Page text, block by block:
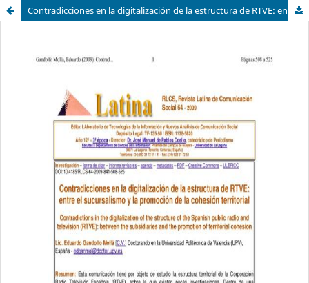
Contradicciones en la digitalización de la estructura de RTVE: entre el sucursalismo y la promoción de la cohesión territorial